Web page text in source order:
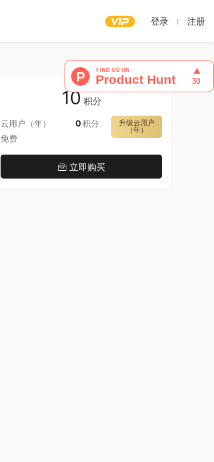
登录 注册
10 积分
云用户（年）
免费
升级云用户
（年）
0积分
立即购买